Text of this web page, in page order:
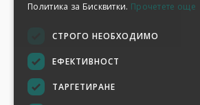
Политика за Бисквитки. Прочетете още
СТРОГО НЕОБХОДИМО
ЕФЕКТИВНОСТ
ТАРГЕТИРАНЕ